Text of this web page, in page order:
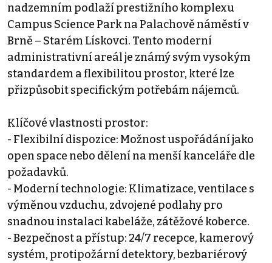
nadzemním podlaží prestižního komplexu
Campus Science Park na Palachově náměstí v
Brně – Starém Lískovci. Tento moderní
administrativní areál je známý svým vysokým
standardem a flexibilitou prostor, které lze
přizpůsobit specifickým potřebám nájemců.
Klíčové vlastnosti prostor:
- Flexibilní dispozice: Možnost uspořádání jako
open space nebo dělení na menší kanceláře dle
požadavků.
- Moderní technologie: Klimatizace, ventilace s
výměnou vzduchu, zdvojené podlahy pro
snadnou instalaci kabeláže, zátěžové koberce.
- Bezpečnost a přístup: 24/7 recepce, kamerový
systém, protipožární detektory, bezbariérový